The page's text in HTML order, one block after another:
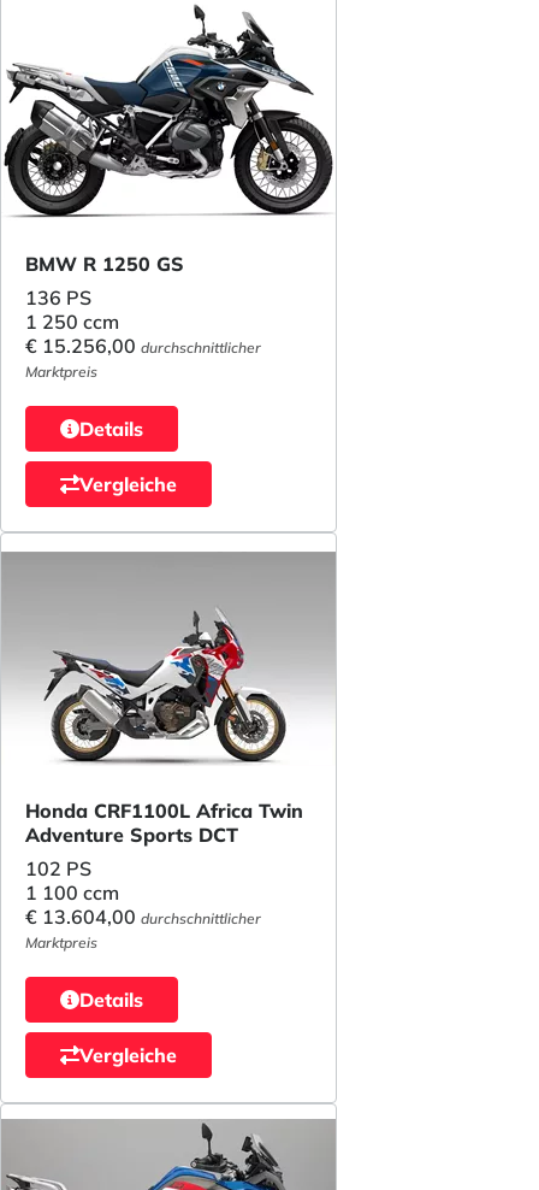
BMW R 1250 GS
136 PS
1 250 ccm
€ 15.256,00 durchschnittlicher
Marktpreis
Details
Vergleiche
Honda CRF1100L Africa Twin
Adventure Sports DCT
102 PS
1 100 ccm
€ 13.604,00 durchschnittlicher
Marktpreis
Details
Vergleiche